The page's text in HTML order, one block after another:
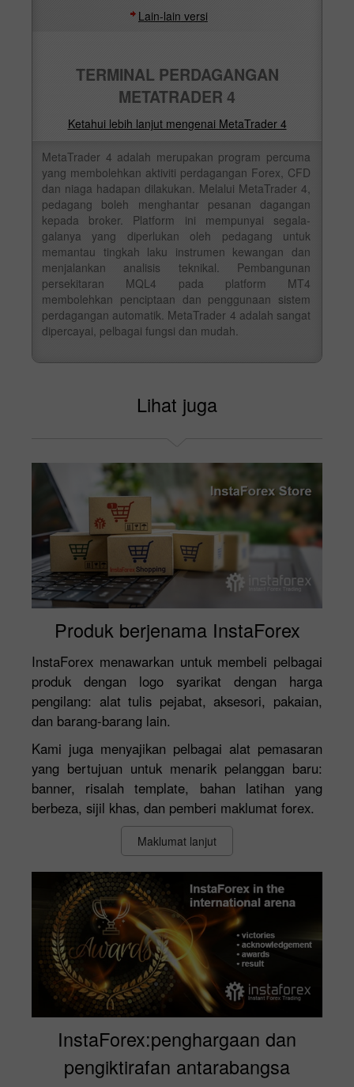
Lain-lain versi
TERMINAL PERDAGANGAN
METATRADER 4
Ketahui lebih lanjut mengenai MetaTrader 4
MetaTrader 4 adalah merupakan program percuma
yang membolehkan aktiviti perdagangan Forex, CFD
dan niaga hadapan dilakukan. Melalui MetaTrader 4,
pedagang boleh menghantar pesanan dagangan
kepada broker. Platform ini mempunyai segala-
galanya yang diperlukan oleh pedagang untuk
memantau tingkah laku instrumen kewangan dan
menjalankan analisis teknikal. Pembangunan
persekitaran MQL4 pada platform MT4
membolehkan penciptaan dan penggunaan sistem
perdagangan automatik. MetaTrader 4 adalah sangat
dipercayai, pelbagai fungsi dan mudah.
Lihat juga
Produk berjenama InstaForex
InstaForex menawarkan untuk membeli pelbagai
produk dengan logo syarikat dengan harga
pengilang: alat tulis pejabat, aksesori, pakaian,
dan barang-barang lain.
Kami juga menyajikan pelbagai alat pemasaran
yang bertujuan untuk menarik pelanggan baru:
banner, risalah template, bahan latihan yang
berbeza, sijil khas, dan pemberi maklumat forex.
Maklumat lanjut
InstaForex:penghargaan dan
pengiktirafan antarabangsa